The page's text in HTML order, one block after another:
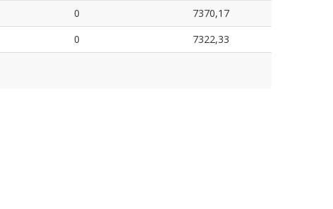
0
7370,17
0
7322,33